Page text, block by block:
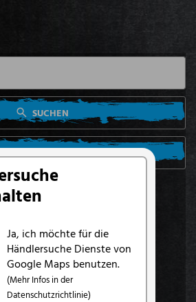
Ja, ich möchte für die
Händlersuche Dienste von
Google Maps benutzen.
(Mehr Infos in der
Datenschutzrichtlinie)
SUCHEN
MEINEM STANDORT AUS